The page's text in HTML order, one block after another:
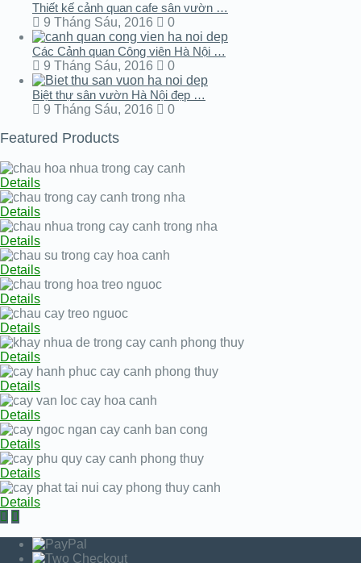
Thiết kế cảnh quan cafe sân vườn …
9 Tháng Sáu, 2016
0
Các Cảnh quan Công viên Hà Nội …
9 Tháng Sáu, 2016
0
Biệt thự sân vườn Hà Nội đẹp …
9 Tháng Sáu, 2016
0
Featured Products
Details
Details
Details
Details
Details
Details
Details
Details
Details
Details
Details
Details